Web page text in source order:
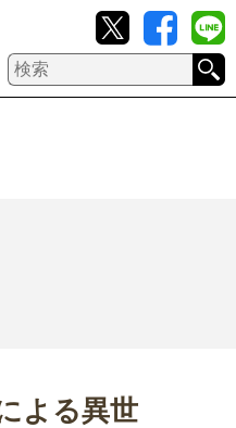
よる異世